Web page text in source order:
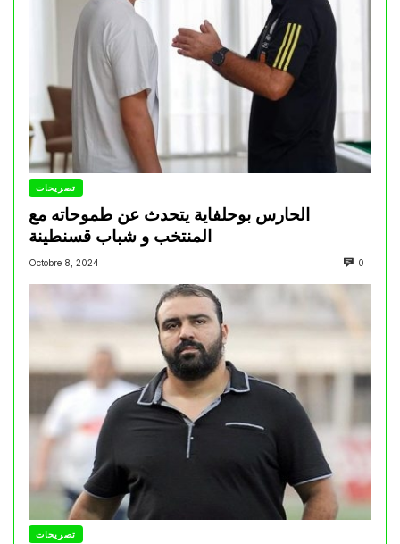
تصريحات
الحارس بوحلفاية يتحدث عن طموحاته مع
المنتخب و شباب قسنطينة
Octobre 8, 2024 0
تصريحات